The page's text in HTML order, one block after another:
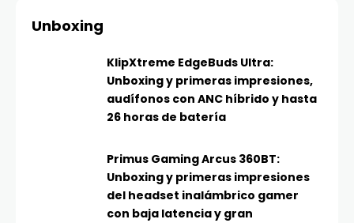
Unboxing
KlipXtreme EdgeBuds Ultra:
Unboxing y primeras impresiones,
audífonos con ANC híbrido y hasta
26 horas de batería
Primus Gaming Arcus 360BT:
Unboxing y primeras impresiones
del headset inalámbrico gamer
con baja latencia y gran